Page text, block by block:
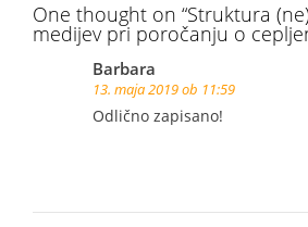
One thought on “Struktura
medijev pri poročanju o
Barbara
13. maja 2019 ob 11:59
Odlično zapisano!